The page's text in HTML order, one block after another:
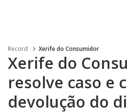
Record Xerife do Consumidor
Xerife do
resolve caso e
devolução do